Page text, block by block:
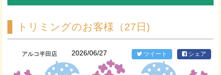
トリミングのお客様（27日)
アルコ半田店 2026/06/27 ツイート シェア